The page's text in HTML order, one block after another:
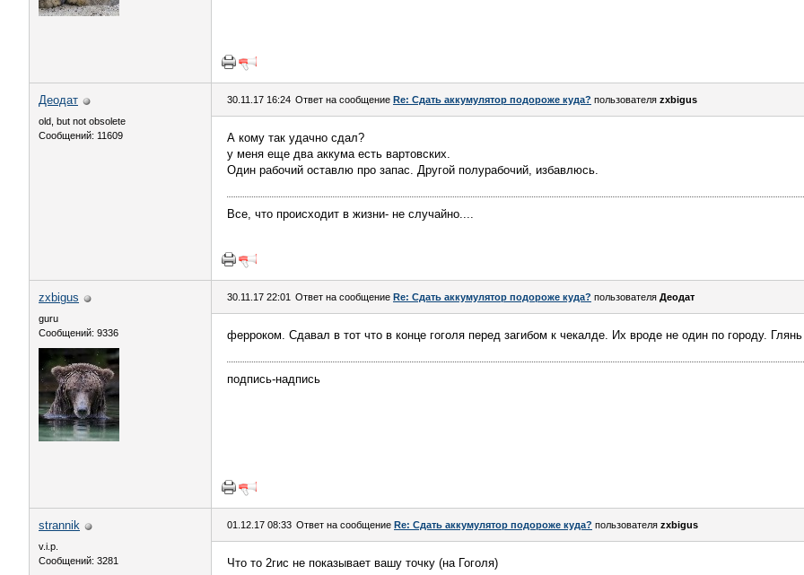
Деодат
old, but not obsolete
Сообщений: 11609
30.11.17 16:24 Ответ на сообщение Re: Сдать аккумулятор подороже куда? пользователя zxbigus
А кому так удачно сдал?
у меня еще два аккума есть вартовских.
Один рабочий оставлю про запас. Другой полурабочий, избавлюсь.
Все, что происходит в жизни- не случайно....
zxbigus
guru
Сообщений: 9336
30.11.17 22:01 Ответ на сообщение Re: Сдать аккумулятор подороже куда? пользователя Деодат
ферроком. Сдавал в тот что в конце гоголя перед загибом к чекалде. Их вроде не один по городу. Глянь
подпись-надпись
strannik
v.i.p.
Сообщений: 3281
01.12.17 08:33 Ответ на сообщение Re: Сдать аккумулятор подороже куда? пользователя zxbigus
Что то 2гис не показывает вашу точку (на Гоголя)